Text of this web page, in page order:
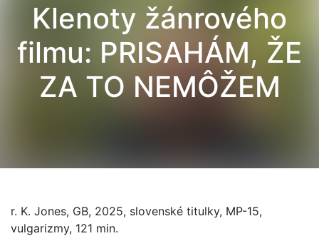
Klenoty žánrového
filmu: PRISAHÁM, ŽE
ZA TO NEMÔŽEM
r. K. Jones, GB, 2025, slovenské titulky, MP-15,
vulgarizmy, 121 min.